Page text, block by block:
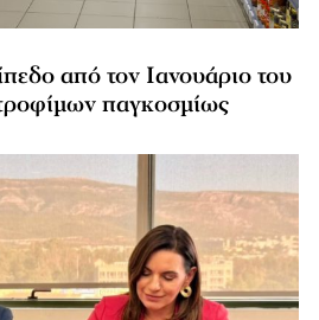
από τον Ιανουάριο του
παγκοσμίως